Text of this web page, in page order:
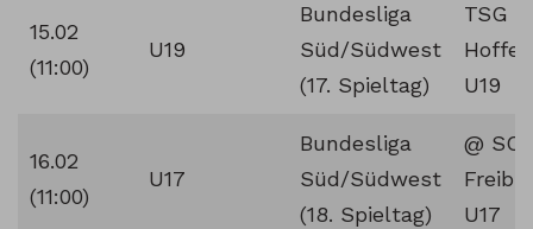
15.02
(11:00)
U19
Bundesliga
Süd/Südwest
(17. Spieltag)
TSG
U19
16.02
(11:00)
U17
Bundesliga
Süd/Südwest
(18. Spieltag)
@ SC
U17